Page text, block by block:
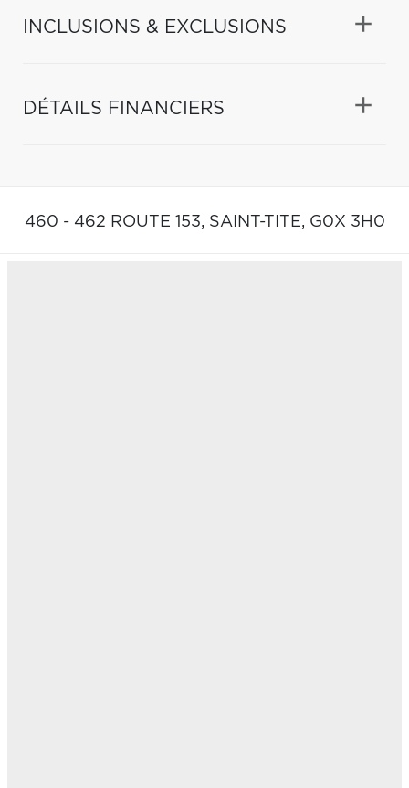
INCLUSIONS & EXCLUSIONS
DÉTAILS FINANCIERS
460 - 462 ROUTE 153, SAINT-TITE, G0X 3H0